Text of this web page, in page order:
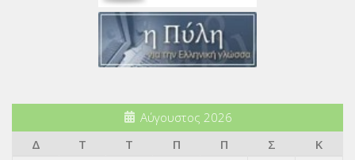
Αύγουστος 2026
Δ
Τ Τ Π Π Σ
Κ